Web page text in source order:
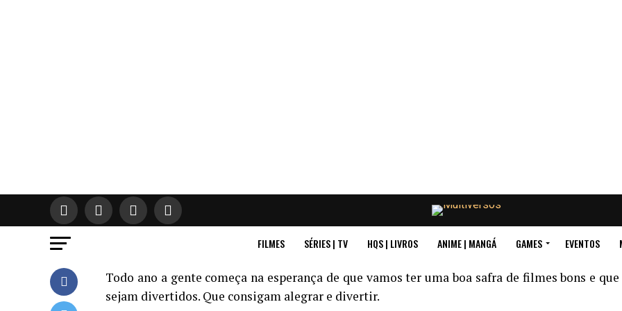
FILMES SÉRIES | TV HQS | LIVROS ANIME | MANGÁ GAMES EVENTOS
Todo ano a gente começa na esperança de que vamos ter uma boa safra de filmes bons e que
sejam divertidos. Que consigam alegrar e divertir.